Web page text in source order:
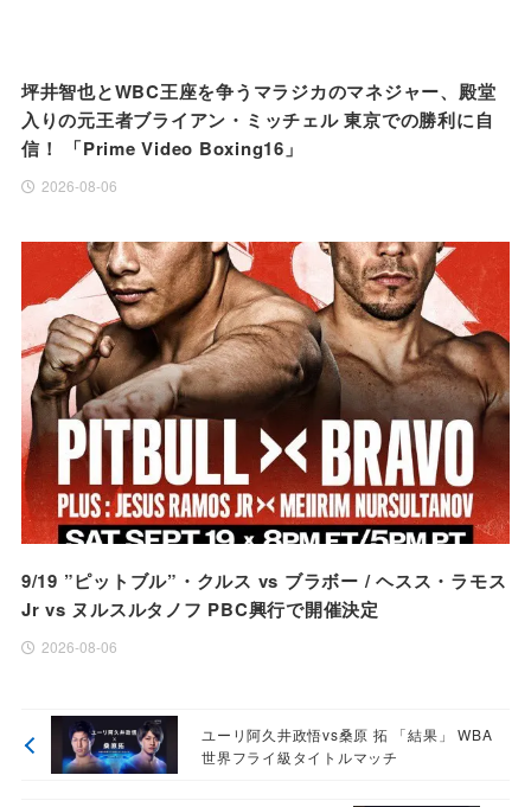
坪井智也とWBC王座を争うマラジカのマネジャー、殿堂
入りの元王者ブライアン・ミッチェル 東京での勝利に自
信！ 「Prime Video Boxing16」
2026-08-06
9/19 ”ピットブル”・クルス vs ブラボー / ヘスス・ラモス
Jr vs ヌルスルタノフ PBC興行で開催決定
2026-08-06
ユーリ阿久井政悟vs桑原 拓 「結果」 WBA
世界フライ級タイトルマッチ